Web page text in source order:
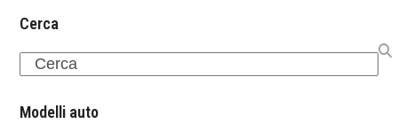
Cerca
Search
Modelli auto